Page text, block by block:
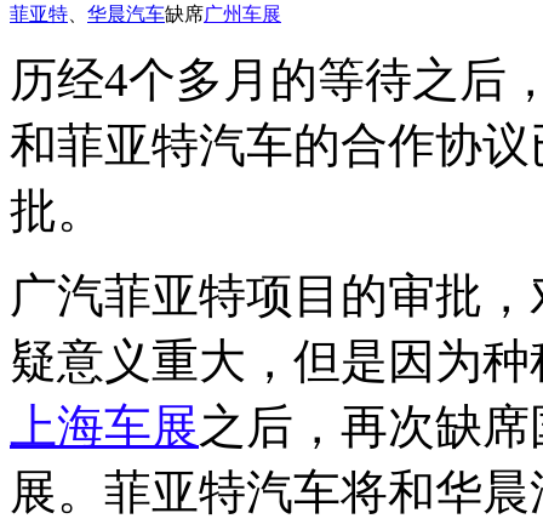
菲亚特 华晨汽车缺席广州车展
历经4个多月的等待之后
和菲亚特汽车的合作协
批。
广汽菲亚特项目的审批
疑意义重大，但是因为
上海车展之后，再次缺席
展。菲亚特汽车将和华